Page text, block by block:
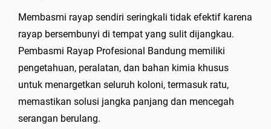
Membasmi rayap sendiri seringkali tidak efektif karena
rayap bersembunyi di tempat yang sulit dijangkau.
Pembasmi Rayap Profesional Bandung memiliki
pengetahuan, peralatan, dan bahan kimia khusus
untuk menargetkan seluruh koloni, termasuk ratu,
memastikan solusi jangka panjang dan mencegah
serangan berulang.